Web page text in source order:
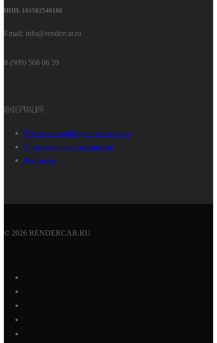
ИНН: 101502540188
Email: info@rendercar.ru
8 (909) 568 06 59
ИНФОРМАЦИЯ
Политика конфиденциальности
Лицензионное соглашение
Контакты
© 2026 RENDERCAR.RU